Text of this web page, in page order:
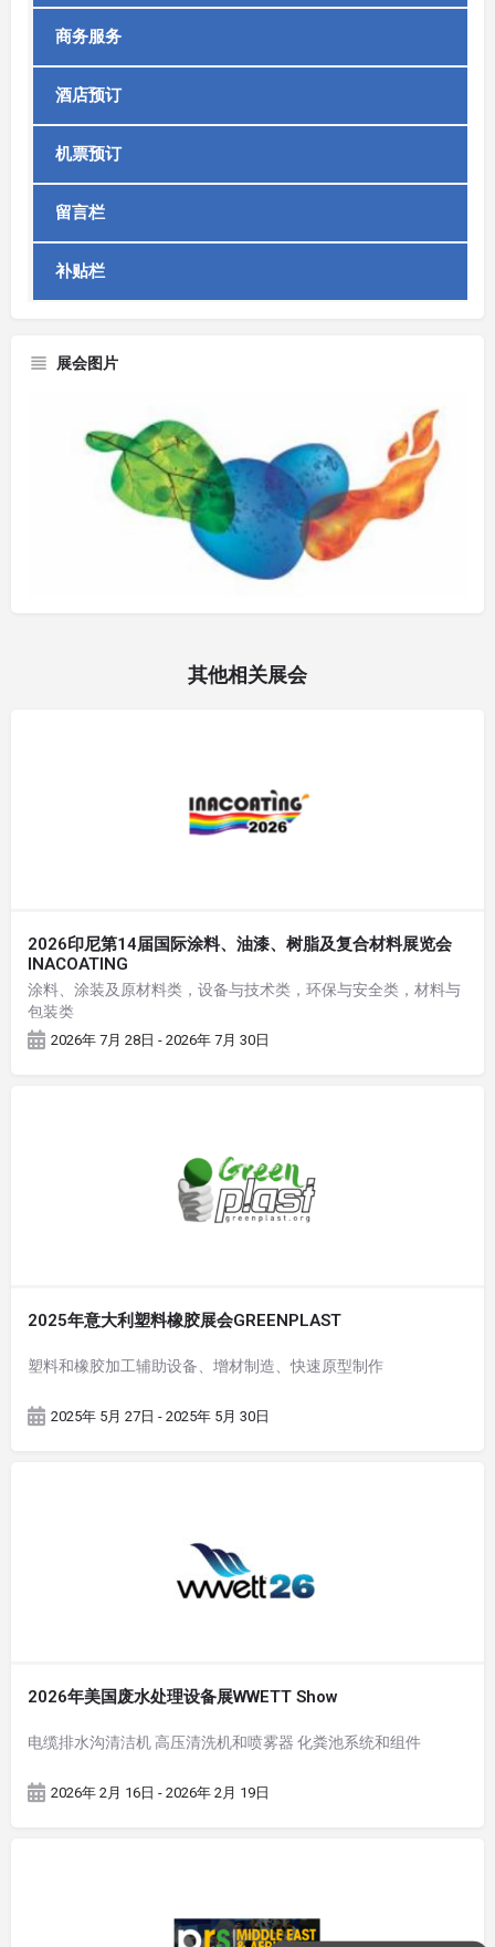
商务服务
酒店预订
机票预订
留言栏
补贴栏
展会图片
其他相关展会
2026印尼第14届国际涂料、油漆、树脂及复合材料展览会
INACOATING
涂料、涂装及原材料类，设备与技术类，环保与安全类，材料与
包装类
2026年 7月 28日 - 2026年 7月 30日
2025年意大利塑料橡胶展会GREENPLAST
塑料和橡胶加工辅助设备、增材制造、快速原型制作
2025年 5月 27日 - 2025年 5月 30日
2026年美国废水处理设备展WWETT Show
电缆排水沟清洁机 高压清洗机和喷雾器 化粪池系统和组件
2026年 2月 16日 - 2026年 2月 19日